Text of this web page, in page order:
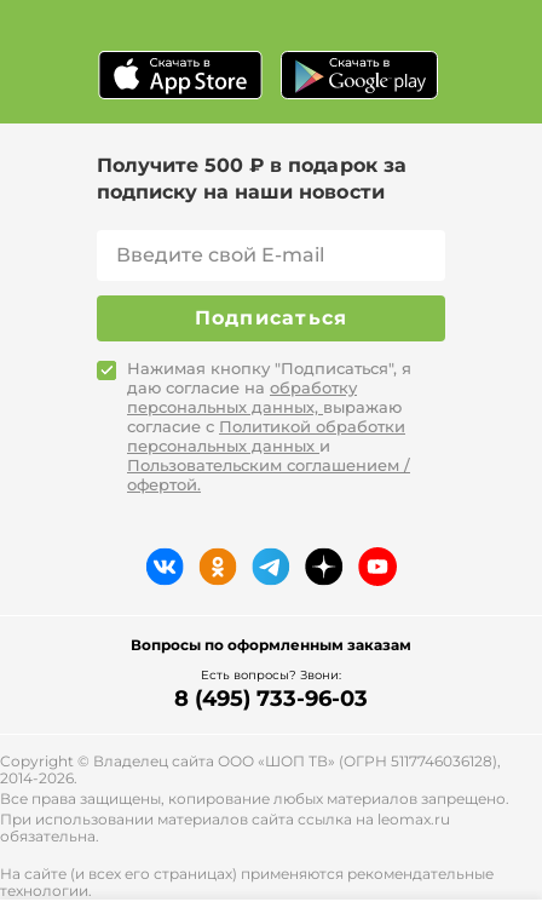
Получите 500 ₽ в подарок за
подписку на наши новости
Подписаться
Нажимая кнопку "Подписаться", я
даю согласие на обработку
персональных данных, выражаю
согласие с Политикой обработки
персональных данных и
Пользовательским соглашением /
офертой.
Вопросы по оформленным заказам
Есть вопросы? Звони:
8 (495) 733-96-03
Copyright © Владелец сайта ООО «ШОП ТВ» (ОГРН 5117746036128),
2014-2026.
Все права защищены, копирование любых материалов запрещено.
При использовании материалов сайта ссылка на leomax.ru
обязательна.
На сайте (и всех его страницах) применяются рекомендательные
технологии.